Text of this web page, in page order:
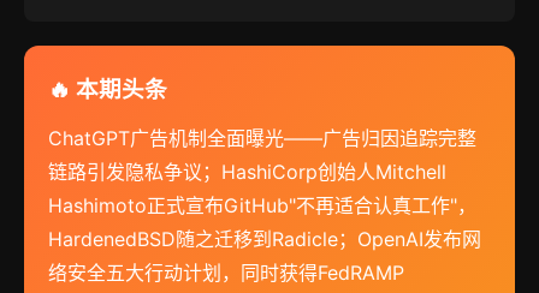
🔥 本期头条
ChatGPT广告机制全面曝光——广告归因追踪完整
链路引发隐私争议；HashiCorp创始人Mitchell
Hashimoto正式宣布GitHub"不再适合认真工作"，
HardenedBSD随之迁移到Radicle；OpenAI发布网
络安全五大行动计划，同时获得FedRAMP